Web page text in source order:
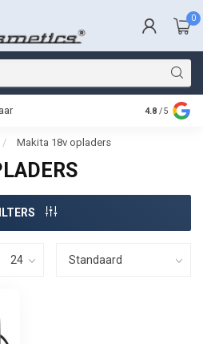
0
Snelle
4.8 /5
/ Makita 18v opladers